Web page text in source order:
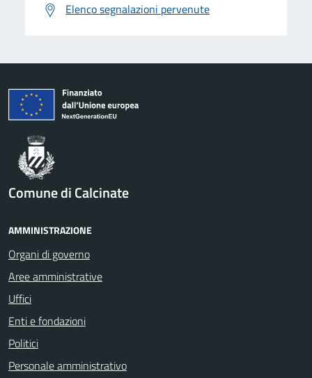
Elenco segnalazioni pervenute
Comune di Calcinate
AMMINISTRAZIONE
Organi di governo
Aree amministrative
Uffici
Enti e fondazioni
Politici
Personale amministrativo